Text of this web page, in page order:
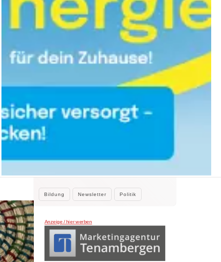
WEITERE NEWS
Bildung Newsletter Politik
2. August 2026
Kleine Beiträge die großes bewirken:
Anzeige / hier werben